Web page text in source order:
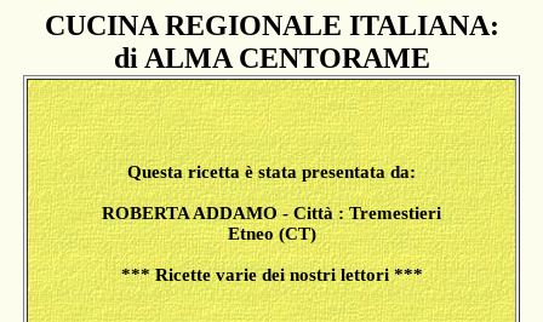
CUCINA REGIONALE ITALIANA:
di ALMA CENTORAME
Questa ricetta è stata presentata da:
ROBERTA ADDAMO - Città : Tremestieri
Etneo (CT)
*** Ricette varie dei nostri lettori ***